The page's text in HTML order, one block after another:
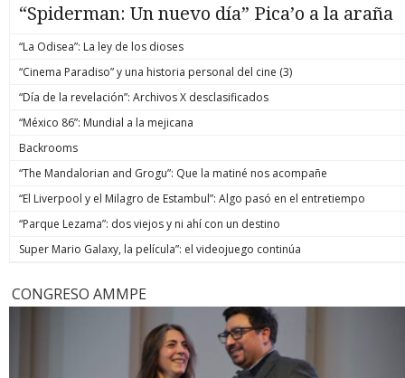
“Spiderman: Un nuevo día” Pica’o a la araña
“La Odisea”: La ley de los dioses
“Cinema Paradiso” y una historia personal del cine (3)
“Día de la revelación”: Archivos X desclasificados
“México 86”: Mundial a la mejicana
Backrooms
“The Mandalorian and Grogu”: Que la matiné nos acompañe
“El Liverpool y el Milagro de Estambul”: Algo pasó en el entretiempo
“Parque Lezama”: dos viejos y ni ahí con un destino
Super Mario Galaxy, la película”: el videojuego continúa
CONGRESO AMMPE